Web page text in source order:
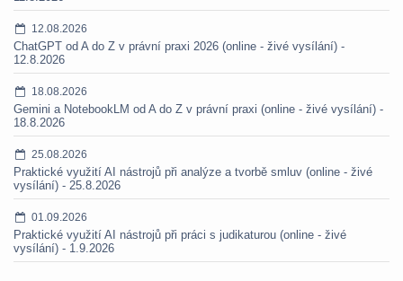
12.08.2026
ChatGPT od A do Z v právní praxi 2026 (online - živé vysílání) -
12.8.2026
18.08.2026
Gemini a NotebookLM od A do Z v právní praxi (online - živé vysílání) -
18.8.2026
25.08.2026
Praktické využití AI nástrojů při analýze a tvorbě smluv (online - živé
vysílání) - 25.8.2026
01.09.2026
Praktické využití AI nástrojů při práci s judikaturou (online - živé
vysílání) - 1.9.2026